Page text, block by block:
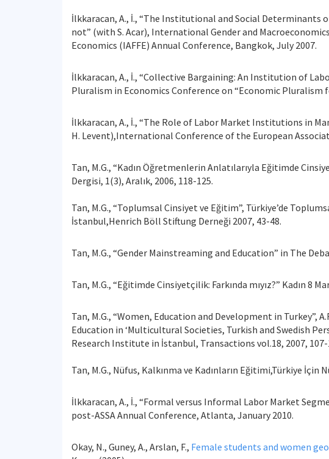
İlkkaracan, A., İ., “The Institutional and Social Determinants
not” (with S. Acar), International Gender and
Economics (IAFFE) Annual Conference, Bangkok, July 2007.
İlkkaracan, A., İ., “Collective Bargaining: An Institution of
Pluralism in Economics Conference on “Economic Pluralism
İlkkaracan, A., İ., “The Role of Labor Market Institutions in
H. Levent),International Conference of the European
Tan, M.G., “Kadın Öğretmenlerin Anlatılarıyla Eğitimde
Dergisi, 1(3), Aralık, 2006, 118-125.
Tan, M.G., “Toplumsal Cinsiyet ve Eğitim”, Türkiye’de
İstanbul,Henrich Böll Stiftung Derneği 2007, 43-48.
Tan, M.G., “Gender Mainstreaming and Education” in The
Tan, M.G., “Eğitimde Cinsiyetçilik: Farkında mıyız?” Kadın 8
Tan, M.G., “Women, Education and Development in Turkey”,
Education in ‘Multicultural Societies, Turkish and Swedish
Research Institute in İstanbul, Transactions vol.18, 2007, 107-
Tan, M.G., Nüfus, Kalkınma ve Kadınların Eğitimi,Türkiye
İlkkaracan, A., İ., “Formal versus Informal Labor Market
post-ASSA Annual Conference, Atlanta, January 2010.
Okay, N., Guney, A., Arslan, F., Female students and women